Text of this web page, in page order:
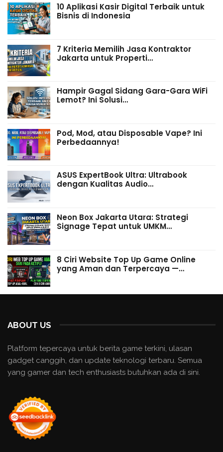
10 Aplikasi Kasir Digital Terbaik untuk
Bisnis di Indonesia
7 Kriteria Memilih Jasa Kontraktor
Jakarta untuk Properti…
Hampir Gagal Sidang Gara-Gara WiFi
Lemot? Ini Solusi…
Pod, Mod, atau Disposable Vape? Ini
Perbedaannya!
ASUS ExpertBook Ultra: Ultrabook
dengan Kualitas Audio…
Neon Box Jakarta Utara: Strategi
Signage Tepat untuk UMKM…
8 Ciri Website Top Up Game Online
yang Aman dan Terpercaya —…
ABOUT US
Platform tepercaya untuk berita game terkini, ulasan
gadget canggih, dan update teknologi terbaru. Semua
yang gamer dan tech enthusiasts butuhkan ada di sini.